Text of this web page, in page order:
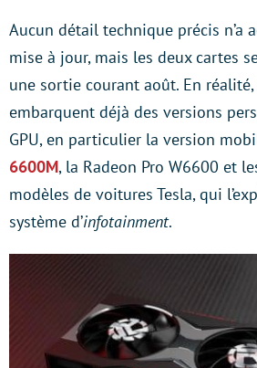
Aucun détail technique précis n’a
mise à jour, mais les deux cartes
une sortie courant août. En
embarquent déjà des versions
GPU, en particulier la version
6600M, la Radeon Pro W6600 et
modèles de voitures Tesla, qui
système d’infotainment.